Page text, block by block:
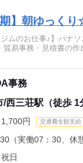
期】朝ゆっく
ジムのお仕事♪】パナ
貿易事務・見積書の作
事務
西三荘駅（徒歩 1
円 交通費全額支給
（実働07：30、休
日